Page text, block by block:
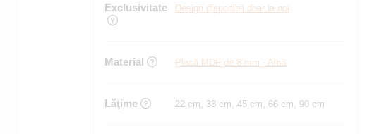
Exclusivitate Design disponibil doar la noi
Material Placă MDF de 8 mm - Albă
Lăţime 22 cm, 33 cm, 45 cm, 66 cm, 90 cm